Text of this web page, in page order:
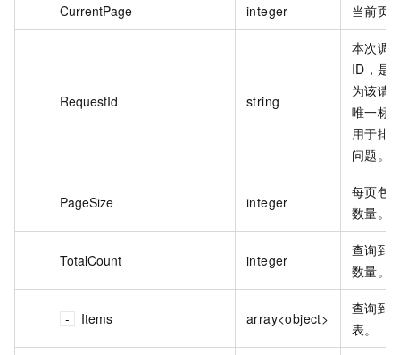
CurrentPage integer 当前页
RequestId string
本次调
ID，是
为该请
唯一标
用于排
问题。
PageSize integer
每页包
数量。
TotalCount integer
查询到
数量。
Items array<object>
查询到
表。